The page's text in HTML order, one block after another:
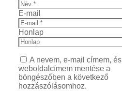
E-mail
Honlap
A nevem, e-mail címem, és
weboldalcímem mentése a
böngészőben a következő
hozzászólásomhoz.